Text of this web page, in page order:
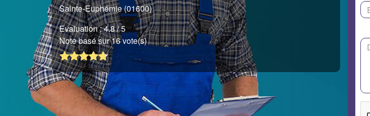
Sainte-Euphémie (01600)
Evaluation :4.8/ 5
Note basé sur 16 vote(s)